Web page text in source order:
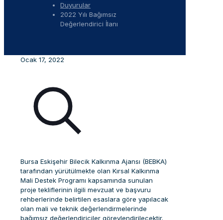
Duyurular
2022 Yılı Bağımsız
Değerlendirici İlanı
Ocak 17, 2022
Bursa Eskişehir Bilecik Kalkınma Ajansı (BEBKA)
tarafından yürütülmekte olan Kırsal Kalkınma
Mali Destek Programı kapsamında sunulan
proje tekliflerinin ilgili mevzuat ve başvuru
rehberlerinde belirtilen esaslara göre yapılacak
olan mali ve teknik değerlendirmelerinde
bağımsız değerlendiriciler görevlendirilecektir.